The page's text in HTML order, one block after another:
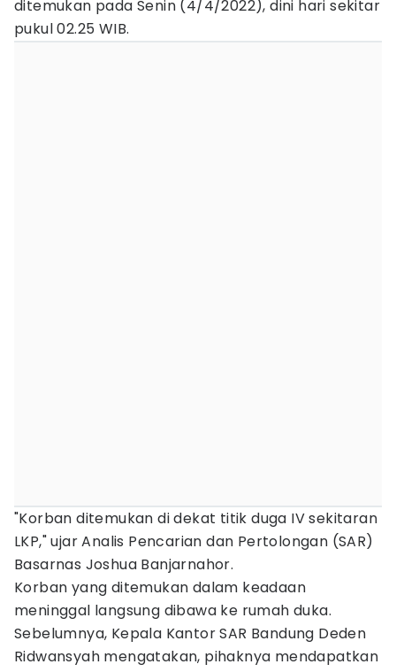
ditemukan pada Senin (4/4/2022), dini hari sekitar
pukul 02.25 WIB.
"Korban ditemukan di dekat titik duga IV sekitaran
LKP," ujar Analis Pencarian dan Pertolongan (SAR)
Basarnas Joshua Banjarnahor.
Korban yang ditemukan dalam keadaan
meninggal langsung dibawa ke rumah duka.
Sebelumnya, Kepala Kantor SAR Bandung Deden
Ridwansyah mengatakan, pihaknya mendapatkan